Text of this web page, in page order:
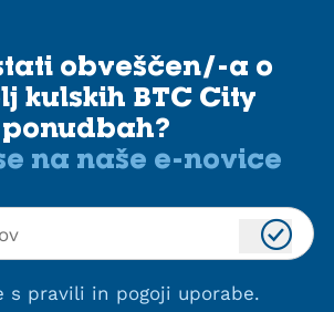
obveščen/-a o
kulskih BTC City
ponudbah?
na naše e-novice
s pravili in pogoji uporabe.